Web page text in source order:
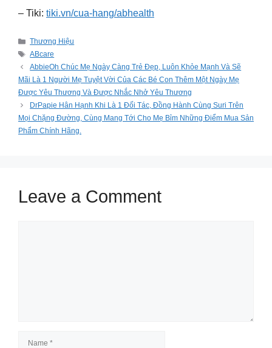
– Tiki: tiki.vn/cua-hang/abhealth
Categories
Thương Hiệu
Tags
ABcare
AbbieOh Chúc Mẹ Ngày Càng Trẻ Đẹp, Luôn Khỏe Mạnh Và Sẽ
Mãi Là 1 Người Mẹ Tuyệt Vời Của Các Bé Con Thêm Một Ngày Mẹ
Được Yêu Thương Và Được Nhắc Nhở Yêu Thương
DrPapie Hân Hạnh Khi Là 1 Đối Tác, Đồng Hành Cùng Suri Trên
Mọi Chặng Đường, Cùng Mang Tới Cho Mẹ Bỉm Những Điểm Mua Sản
Phẩm Chính Hãng.
Leave a Comment